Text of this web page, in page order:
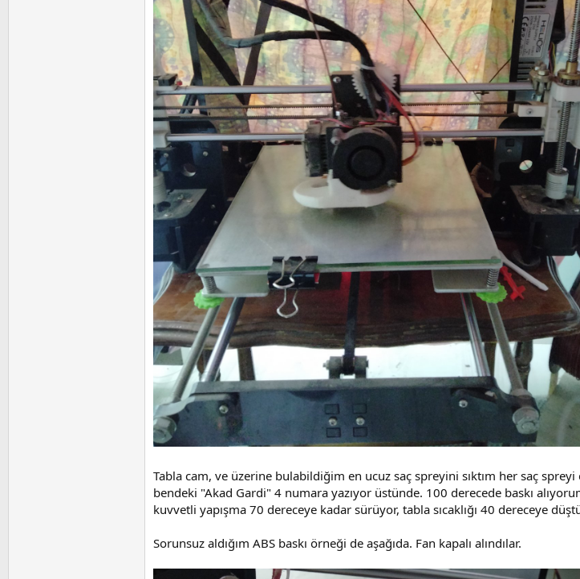
Tabla cam, ve üzerine bulabildiğim en ucuz saç spreyini sıktım her saç
bendeki "Akad Gardi" 4 numara yazıyor üstünde. 100 derecede baskı
kuvvetli yapışma 70 dereceye kadar sürüyor, tabla sıcaklığı 40 dereceye
Sorunsuz aldığım ABS baskı örneği de aşağıda. Fan kapalı alındılar.